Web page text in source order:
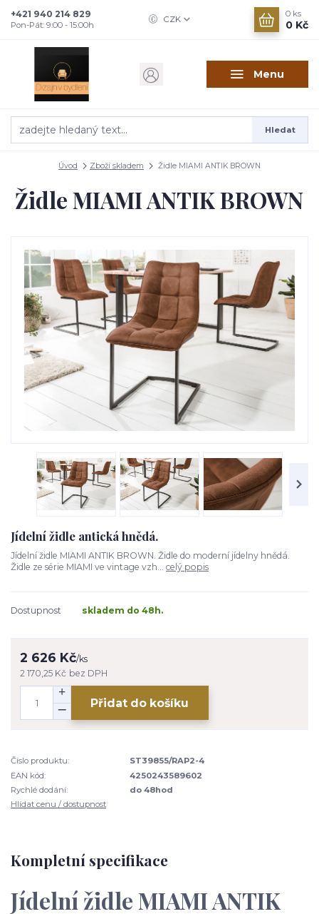
Menu
CZK
Hledat
+421 940 214 829
Pon-Pát: 9:00 - 15:00h
0 ks
0 Kč
Úvod Zboží skladem Židle MIAMI ANTIK BROWN
Židle MIAMI ANTIK BROWN
Jídelní židle antická hnědá.
Jídelní židle MIAMI ANTIK BROWN. Židle do moderní jídelny hnědá.
Židle ze série MIAMI ve vintage vzh... celý popis
Dostupnost skladem do 48h.
2 626 Kč/ks
2 170,25 Kč bez DPH
Přidat do košíku
Číslo produktu:
ST39855/RAP2-4
EAN kód:
4250243589602
Rychlé dodání:
do 48hod
Hlídat cenu / dostupnost
Kompletní specifikace
Jídelní židle MIAMI ANTIK